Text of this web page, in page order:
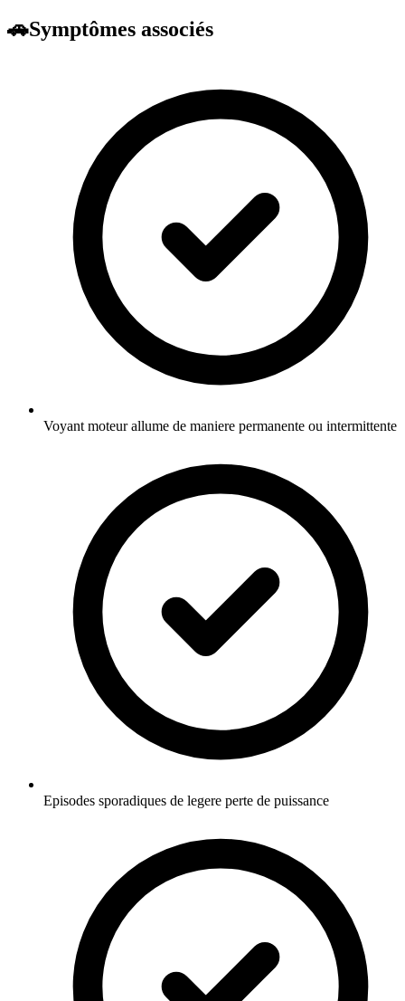
🚗Symptômes associés
Voyant moteur allume de maniere permanente ou intermittente
Episodes sporadiques de legere perte de puissance